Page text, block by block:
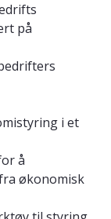
på
i et
å
økonomisk